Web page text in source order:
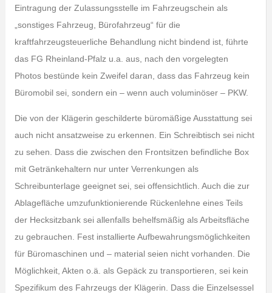
Eintragung der Zulassungsstelle im Fahrzeugschein als
„sonstiges Fahrzeug, Bürofahrzeug“ für die
kraftfahrzeugsteuerliche Behandlung nicht bindend ist, führte
das FG Rheinland-Pfalz u.a. aus, nach den vorgelegten
Photos bestünde kein Zweifel daran, dass das Fahrzeug kein
Büromobil sei, sondern ein – wenn auch voluminöser – PKW.
Die von der Klägerin geschilderte büromäßige Ausstattung sei
auch nicht ansatzweise zu erkennen. Ein Schreibtisch sei nicht
zu sehen. Dass die zwischen den Frontsitzen befindliche Box
mit Getränkehaltern nur unter Verrenkungen als
Schreibunterlage geeignet sei, sei offensichtlich. Auch die zur
Ablagefläche umzufunktionierende Rückenlehne eines Teils
der Hecksitzbank sei allenfalls behelfsmäßig als Arbeitsfläche
zu gebrauchen. Fest installierte Aufbewahrungsmöglichkeiten
für Büromaschinen und – material seien nicht vorhanden. Die
Möglichkeit, Akten o.ä. als Gepäck zu transportieren, sei kein
Spezifikum des Fahrzeugs der Klägerin. Dass die Einzelsessel